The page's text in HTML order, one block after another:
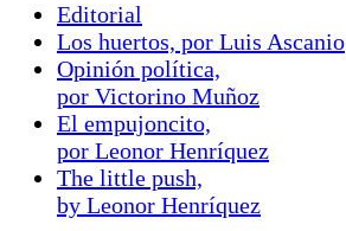
Editorial
Los huertos, por Luis Ascanio
Opinión política,
por Victorino Muñoz
El empujoncito,
por Leonor Henríquez
The little push,
by Leonor Henríquez